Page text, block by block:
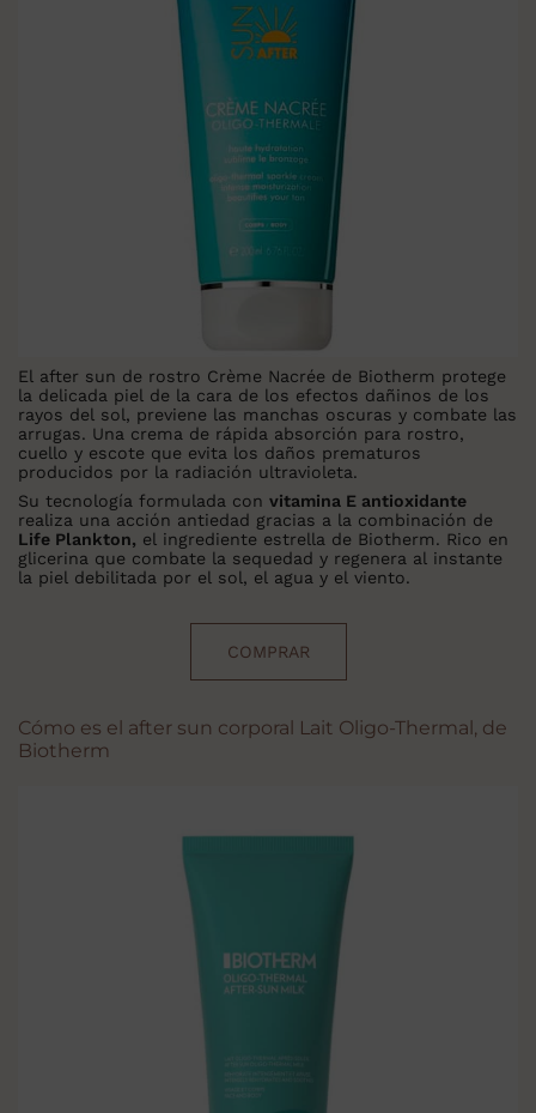
El after sun de rostro Crème Nacrée de Biotherm protege
la delicada piel de la cara de los efectos dañinos de los
rayos del sol, previene las manchas oscuras y combate las
arrugas. Una crema de rápida absorción para rostro,
cuello y escote que evita los daños prematuros
producidos por la radiación ultravioleta.
Su tecnología formulada con vitamina E antioxidante
realiza una acción antiedad gracias a la combinación de
Life Plankton, el ingrediente estrella de Biotherm. Rico en
glicerina que combate la sequedad y regenera al instante
la piel debilitada por el sol, el agua y el viento.
COMPRAR
Cómo es el after sun corporal Lait Oligo-Thermal, de
Biotherm